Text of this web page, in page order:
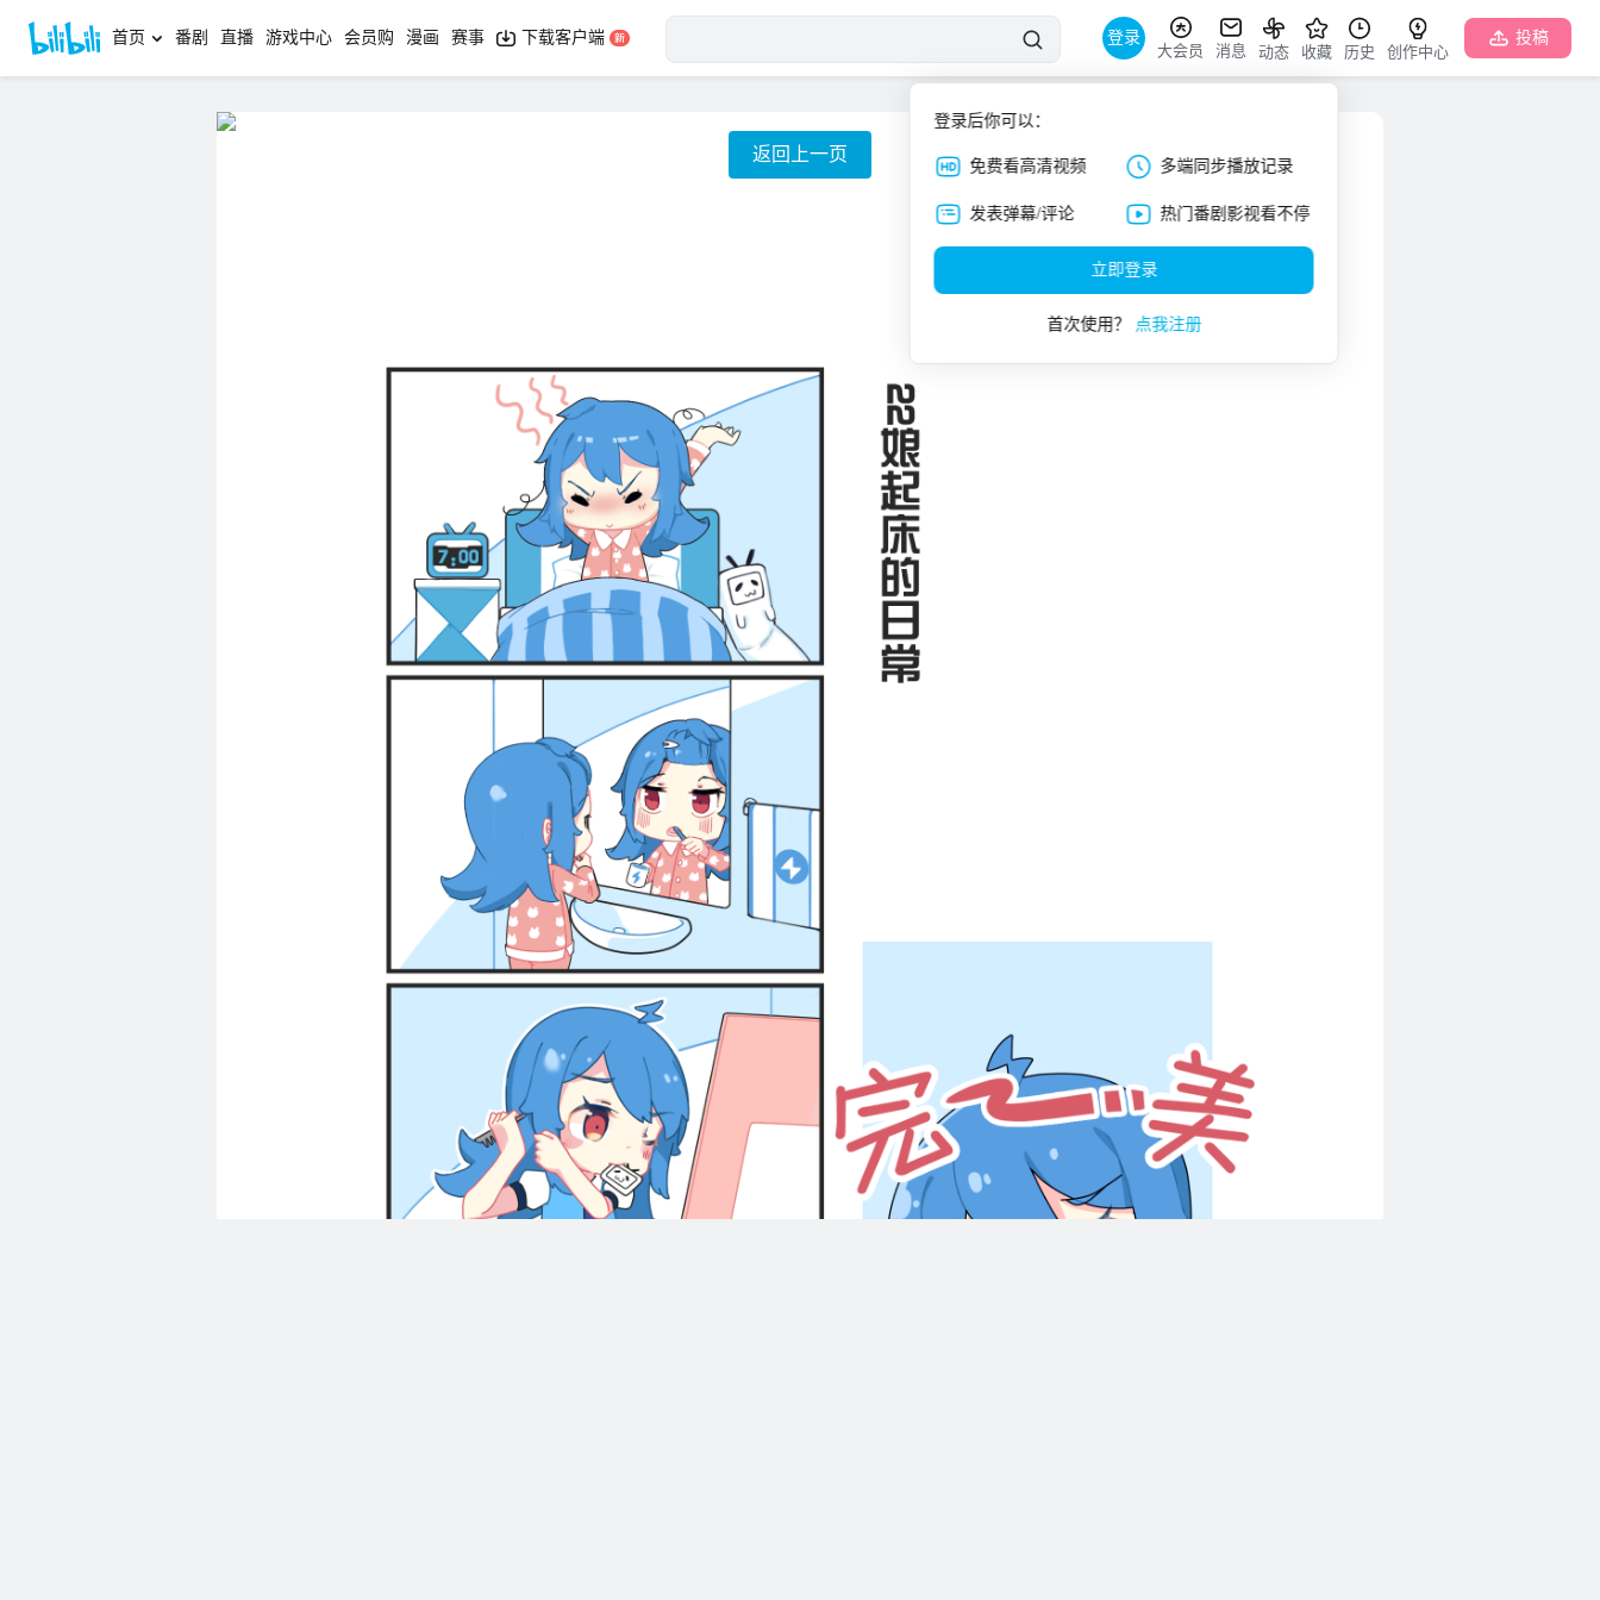
首页 番剧 直播 游戏中心 会员购 漫画 赛事 下载客户端 登录
登录后你可以：
免费看高清视频 多端同步播放记录
发表弹幕/评论 热门番剧影视看不停
立即登录
首次使用？ 点我注册
大会员 消息 动态 收藏 历史 创作中心
投稿
返回上一页